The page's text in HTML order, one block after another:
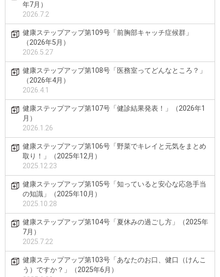
年7月）
2026.7.2
健康ステップアップ第109号「前胸部キャッチ症候群」
（2026年5月）
2026.5.27
健康ステップアップ第108号「医務室ってどんなところ？」
（2026年4月）
2026.4.1
健康ステップアップ第107号「健診結果発表！」（2026年1
月）
2026.1.26
健康ステップアップ第106号「野菜でキレイと元気をまとめ
取り！」（2025年12月）
2025.12.23
健康ステップアップ第105号「知っていると安心な応急手当
の知識」（2025年10月）
2025.10.28
健康ステップアップ第104号「夏休みの過ごし方」（2025年
7月）
2025.7.22
健康ステップアップ第103号「あなたのお口、健口（けんこ
う）ですか？」（2025年6月）